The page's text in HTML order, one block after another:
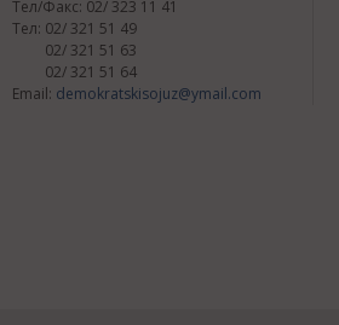
Тел/Факс: 02/ 323 11 41
Тел: 02/ 321 51 49
02/ 321 51 63
02/ 321 51 64
Email: demokratskisojuz@ymail.com